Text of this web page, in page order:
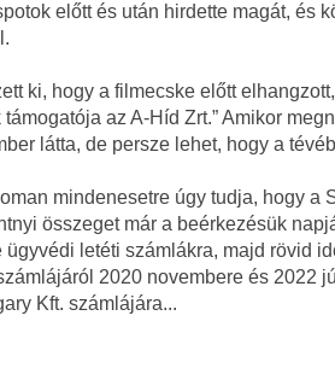
előtt és után hirdette magát, és
ki, hogy a filmecske előtt
az A-Híd Zrt.” Amikor
látta, de persze lehet, hogy a
mindenesetre úgy tudja, hogy a
összeget már a beérkezésük
ügyvédi letéti számlákra, majd rövid
2020 novembere és 2022
Kft. számlájára...